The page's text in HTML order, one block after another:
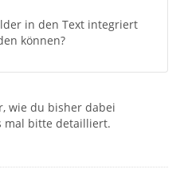
in den Text integriert
können?
wie du bisher dabei
mal bitte detailliert.